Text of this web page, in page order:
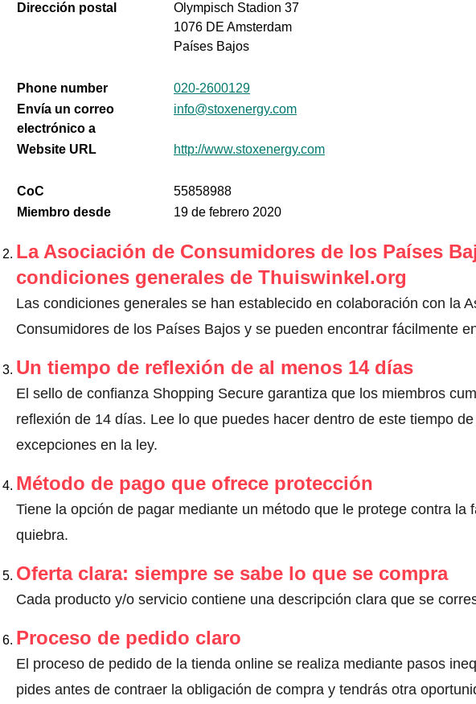
Dirección postal
Olympisch Stadion 37
1076 DE Amsterdam
Países Bajos
Phone number
020-2600129
Envía un correo
electrónico a
info@stoxenergy.com
Website URL http://www.stoxenergy.com
CoC
55858988
Miembro desde
19 de febrero 2020
La Asociación de Consumidores de los Países
condiciones generales de Thuiswinkel.org
Las condiciones generales se han establecido en colaboración con la
Consumidores de los Países Bajos y se pueden encontrar fácilmente
Un tiempo de reflexión de al menos 14 días
El sello de confianza Shopping Secure garantiza que los miembros
reflexión de 14 días. Lee lo que puedes hacer dentro de este tiempo
excepciones en la ley.
Método de pago que ofrece protección
Tiene la opción de pagar mediante un método que le protege contra la
quiebra.
Oferta clara: siempre se sabe lo que se compra
Cada producto y/o servicio contiene una descripción clara que se
Proceso de pedido claro
El proceso de pedido de la tienda online se realiza mediante pasos
pides antes de contraer la obligación de compra y tendrás otra